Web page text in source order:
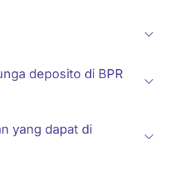
deposito di BPR
yang dapat di